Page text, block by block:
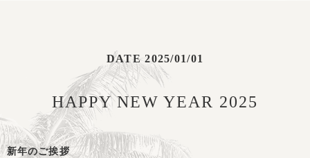
DATE 2025/01/01
HAPPY NEW YEAR 2025
新年のご挨拶